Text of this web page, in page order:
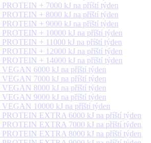
PROTEIN + 7000 kJ na příští týden
PROTEIN + 8000 kJ na příští týden
PROTEIN + 9000 kJ na příští týden
PROTEIN + 10000 kJ na příští týden
PROTEIN + 11000 kJ na příští týden
PROTEIN + 12000 kJ na příští týden
PROTEIN + 14000 kJ na příští týden
VEGAN 6000 kJ na příští týden
VEGAN 7000 kJ na příští týden
VEGAN 8000 kJ na příští týden
VEGAN 9000 kJ na příští týden
VEGAN 10000 kJ na příští týden
PROTEIN EXTRA 6000 kJ na příští týden
PROTEIN EXTRA 7000 kJ na příští týden
PROTEIN EXTRA 8000 kJ na příští týden